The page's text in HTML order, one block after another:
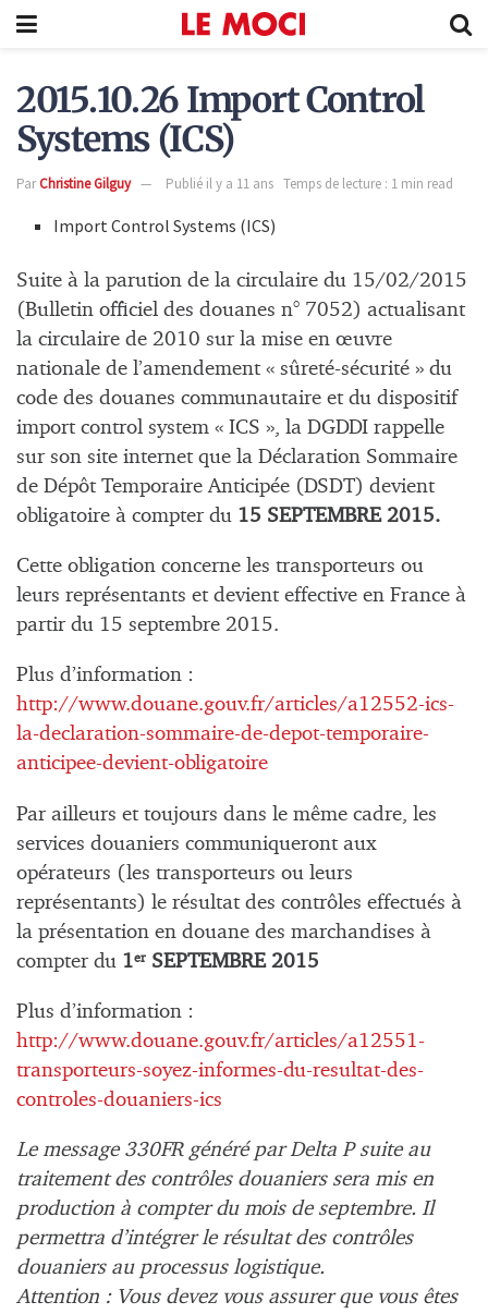
2015.10.26 Import Control
Systems (ICS)
ParChristine Gilguy Publié il y a 11 ans Temps de lecture : 1 min read
Import Control Systems (ICS)
Suite à la parution de la circulaire du 15/02/2015
(Bulletin officiel des douanes n° 7052) actualisant
la circulaire de 2010 sur la mise en œuvre
nationale de l’amendement « sûreté-sécurité » du
code des douanes communautaire et du dispositif
import control system « ICS », la DGDDI rappelle
sur son site internet que la Déclaration Sommaire
de Dépôt Temporaire Anticipée (DSDT) devient
obligatoire à compter du 15 SEPTEMBRE 2015.
Cette obligation concerne les transporteurs ou
leurs représentants et devient effective en France à
partir du 15 septembre 2015.
Plus d’information :
http://www.douane.gouv.fr/articles/a12552-ics-
la-declaration-sommaire-de-depot-temporaire-
anticipee-devient-obligatoire
Par ailleurs et toujours dans le même cadre, les
services douaniers communiqueront aux
opérateurs (les transporteurs ou leurs
représentants) le résultat des contrôles effectués à
la présentation en douane des marchandises à
compter du 1er SEPTEMBRE 2015
Plus d’information :
http://www.douane.gouv.fr/articles/a12551-
transporteurs-soyez-informes-du-resultat-des-
controles-douaniers-ics
Le message 330FR généré par Delta P suite au
traitement des contrôles douaniers sera mis en
production à compter du mois de septembre. Il
permettra d’intégrer le résultat des contrôles
douaniers au processus logistique.
Attention : Vous devez vous assurer que vous êtes